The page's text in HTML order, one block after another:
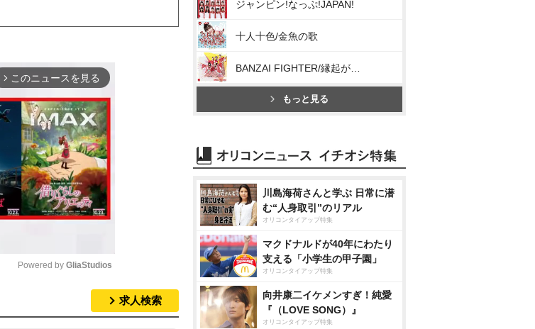
arrow_forward_ios このニュースを見る
Powered by GliaStudios
求人検索
ジャンピン!なっぷ!JAPAN!
十人十色/金魚の歌
もっと見る
川島海荷さんと学ぶ 日常に潜
む“人身取引”のリアル
オリコンタイアップ特集
マクドナルドが40年にわたり
支える「小学生の甲子園」
オリコンタイアップ特集
向井康二イケメンすぎ！純愛
『（LOVE SONG）』
オリコンタイアップ特集